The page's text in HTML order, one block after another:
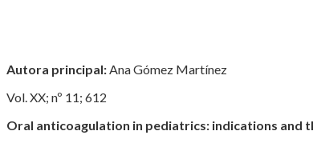
Autora principal: Ana Gómez Martínez
Vol. XX; nº 11; 612
Oral anticoagulation in pediatrics: indications and